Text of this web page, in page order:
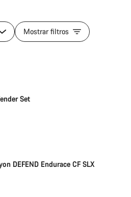
Mostrar filtros
Set
DEFEND Endurace CF SLX